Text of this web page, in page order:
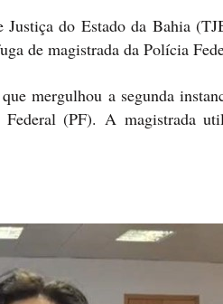
do Estado da Bahia
de magistrada da Polícia
mergulhou a segunda
(PF). A magistrada